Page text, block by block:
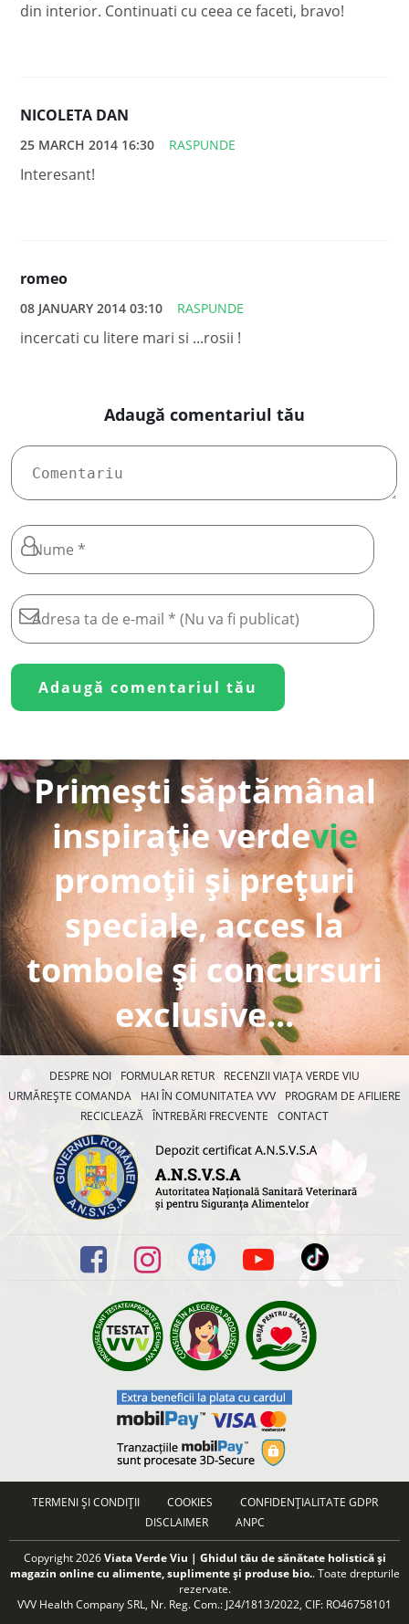
din interior. Continuati cu ceea ce faceti, bravo!
NICOLETA DAN
25 MARCH 2014 16:30 RASPUNDE
Interesant!
romeo
08 JANUARY 2014 03:10 RASPUNDE
incercati cu litere mari si ...rosii !
Adaugă comentariul tău
Primești săptămânal
inspirație verdevie
promoții și prețuri
speciale, acces la
tombole și concursuri
exclusive...
DESPRE NOI FORMULAR RETUR
RECENZII VIAȚA VERDE VIU
URMĂREȘTE COMANDA
HAI ÎN COMUNITATEA VVV
PROGRAM DE AFILIERE
RECICLEAZĂ ÎNTREBĂRI FRECVENTE CONTACT
TERMENI ȘI CONDIȚII COOKIES
CONFIDENȚIALITATE GDPR
DISCLAIMER
ANPC
Copyright 2026Viata Verde Viu | Ghidul tău de sănătate holistică și
magazin online cu alimente, suplimente și produse bio.. Toate drepturile
rezervate.
VVV Health Company SRL, Nr. Reg. Com.: J24/1813/2022, CIF: RO46758101